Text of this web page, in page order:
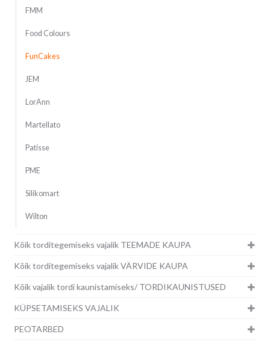
FMM
Food Colours
FunCakes
JEM
LorAnn
Martellato
Patisse
PME
Silikomart
Wilton
Kõik torditegemiseks vajalik TEEMADE KAUPA
Kõik torditegemiseks vajalik VÄRVIDE KAUPA
Kõik vajalik tordi kaunistamiseks/ TORDIKAUNISTUSED
KÜPSETAMISEKS VAJALIK
PEOTARBED